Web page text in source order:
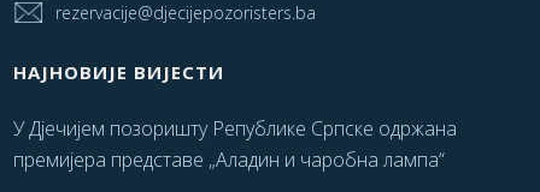
rezervacije@djecijepozoristers.ba
НАЈНОВИЈЕ ВИЈЕСТИ
У Дјечијем позоришту Републике Српске одржана
премијера представе „Аладин и чаробна лампа“